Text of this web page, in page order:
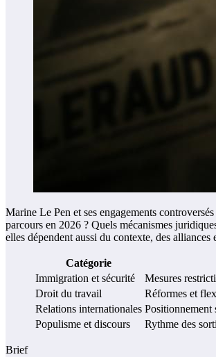
Marine Le Pen et ses engagements
parcours en 2026 ? Quels mécanismes
elles dépendent aussi du contexte, des
Catégorie
Immigration et sécurité
Mesures
Droit du travail
Réformes et
Relations internationales Positionnement
Populisme et discours
Rythme des
Brief